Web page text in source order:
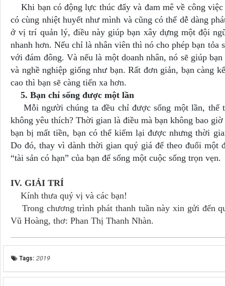
Khi bạn có động lực thúc đẩy và đam mê về công
có cùng nhiệt huyết như mình và cũng có thể dễ dàng
ở vị trí quản lý, điều này giúp bạn xây dựng một đội
nhanh hơn. Nếu chỉ là nhân viên thì nó cho phép bạn tỏa
với đám đông. Và nếu là một doanh nhân, nó sẽ giúp
và nghề nghiệp giống như bạn. Rất đơn giản, bạn càng
cao thì bạn sẽ càng tiến xa hơn.
5. Bạn chỉ sống được một lần
Mỗi người chúng ta đều chỉ được sống một lần, thế
không yêu thích? Thời gian là điều mà bạn không bao
bạn bị mất tiền, bạn có thể kiếm lại được nhưng thời
Do đó, thay vì dành thời gian quý giá để theo đuổi
“tài sản có hạn” của bạn để sống một cuộc sống trọn vẹn.
IV. GIẢI TRÍ
Kính thưa quý vị và các bạn!
Trong chương trình phát thanh tuần này xin gửi đến
Vũ Hoàng, thơ: Phan Thị Thanh Nhàn.
Tags: 2019